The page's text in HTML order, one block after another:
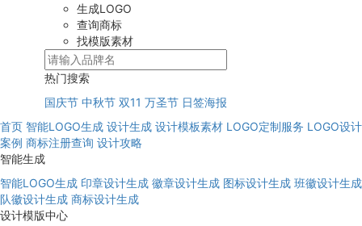
生成LOGO
查询商标
找模版素材
热门搜索
国庆节 中秋节 双11 万圣节 日签海报
首页 智能LOGO生成 设计生成 设计模板素材 LOGO定制服务 LOGO设计
案例 商标注册查询 设计攻略
智能生成
智能LOGO生成 印章设计生成 徽章设计生成 图标设计生成 班徽设计生成
队徽设计生成 商标设计生成
设计模版中心